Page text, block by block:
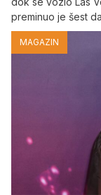
preminuo je šest
MAGAZIN